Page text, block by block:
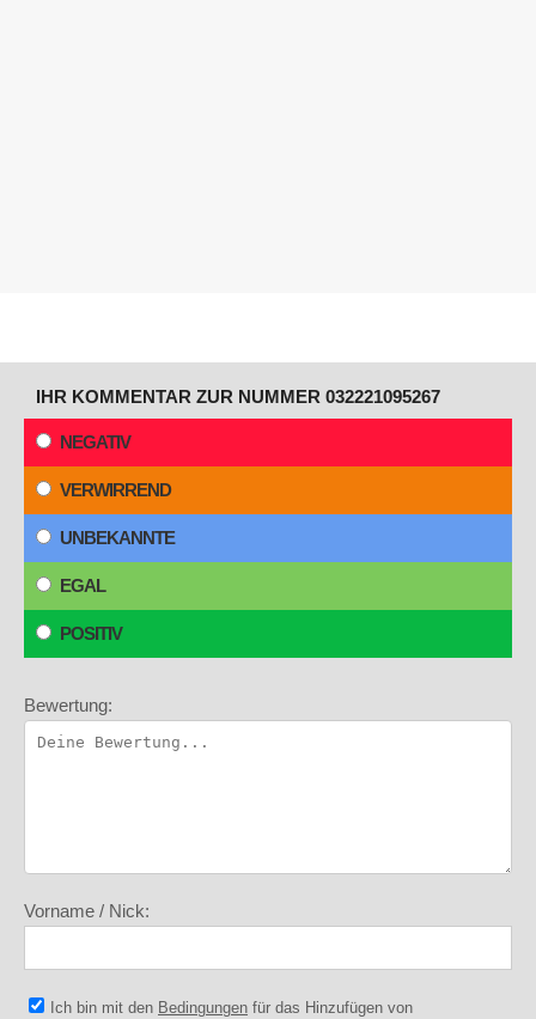
IHR KOMMENTAR ZUR NUMMER 032221095267
NEGATIV
VERWIRREND
UNBEKANNTE
EGAL
POSITIV
Bewertung:
Vorname / Nick:
Ich bin mit den Bedingungen für das Hinzufügen von